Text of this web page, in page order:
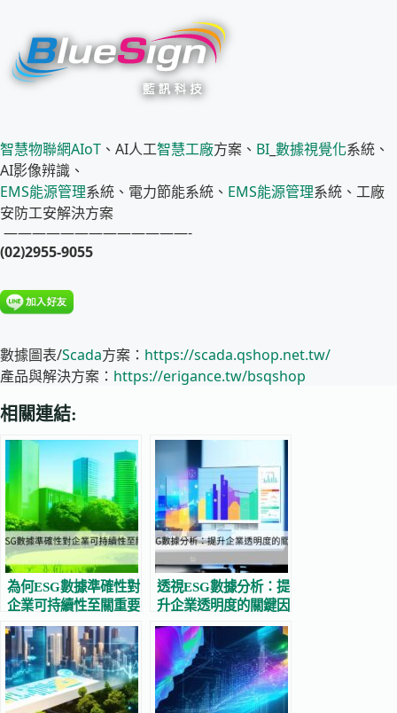
智慧物聯網AIoT 、AI人工智慧工廠方案、 BI 數據視覺化系統、
AI影像辨識、
EMS能源管理系統、電力節能系統、 EMS能源管理系統、工廠
安防工安解決方案
—————————————-
(02)2955-9055
數據圖表/Scada方案： https://scada.qshop.net.tw/
產品與解決方案： https://erigance.tw/bsqshop
相關連結:
為何ESG數據準確性對
企業可持續性至關重要
透視ESG數據分析：提
升企業透明度的關鍵因
素